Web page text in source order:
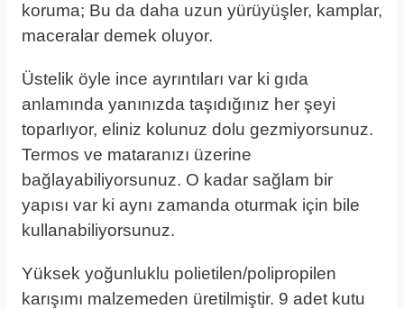
koruma; Bu da daha uzun yürüyüşler, kamplar,
maceralar demek oluyor.
Üstelik öyle ince ayrıntıları var ki gıda
anlamında yanınızda taşıdığınız her şeyi
toparlıyor, eliniz kolunuz dolu gezmiyorsunuz.
Termos ve mataranızı üzerine
bağlayabiliyorsunuz. O kadar sağlam bir
yapısı var ki aynı zamanda oturmak için bile
kullanabiliyorsunuz.
Yüksek yoğunluklu polietilen/polipropilen
karışımı malzemeden üretilmiştir. 9 adet kutu